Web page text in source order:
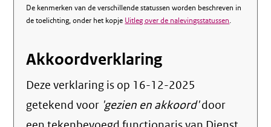
De kenmerken van de verschillende statussen worden beschreven in
de toelichting, onder het kopje Uitleg over de nalevingsstatussen.
Akkoordverklaring
Deze verklaring is op 16-12-2025
getekend voor 'gezien en akkoord'door